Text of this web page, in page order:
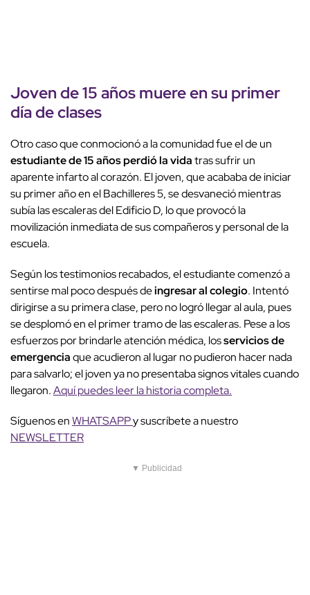
Joven de 15 años muere en su primer
día de clases
Otro caso que conmocionó a la comunidad fue el de un
estudiante de 15 años perdió la vidatras sufrir un
aparente infarto al corazón. El joven, que acababa de iniciar
su primer año en el Bachilleres 5, se desvaneció mientras
subía las escaleras del Edificio D, lo que provocó la
movilización inmediata de sus compañeros y personal de la
escuela.
Según los testimonios recabados, el estudiante comenzó a
sentirse mal poco después deingresar al colegio. Intentó
dirigirse a su primera clase, pero no logró llegar al aula, pues
se desplomó en el primer tramo de las escaleras. Pese a los
esfuerzos por brindarle atención médica, losservicios de
emergenciaque acudieron al lugar no pudieron hacer nada
para salvarlo; el joven ya no presentaba signos vitales cuando
llegaron.Aquí puedes leer la historia completa.
Síguenos enWHATSAPPy suscríbete a nuestro
NEWSLETTER
▼ Publicidad